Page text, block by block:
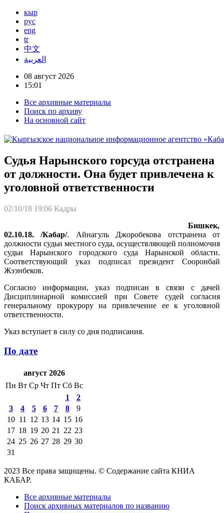
кыр
рус
eng
tr
中文
العربية
08 август 2026
15:01
Все архивные материалы
Поиск по архиву
На основной сайт
Судья Нарынского горсуда отстранена
от должности. Она будет привлечена к
уголовной ответственности
02/10/18 19:06 Кадры
Бишкек,
02.10.18. /Кабар/. Айнагуль Джоробекова отстранена от
должности судьи местного суда, осуществляющей полномочия
судьи Нарынского городского суда Нарынской области.
Соответствующий указ подписал президент Сооронбай
Жээнбеков.
Согласно информации, указ подписан в связи с дачей
Дисциплинарной комиссией при Совете судей согласия
генеральному прокурору на привлечение ее к уголовной
ответственности.
Указ вступает в силу со дня подписания.
По дате
август 2026
Пн Вт Ср Чт Пт Сб Вс
1
2
3
4 5 6 7 8
9
10 11 12 13 14 15 16
17 18 19 20 21 22 23
24 25 26 27 28 29 30
31
2023 Все права защищены. © Содержание сайта КНИА
КАБАР.
Все архивные материалы
Поиск архивных материалов по названию